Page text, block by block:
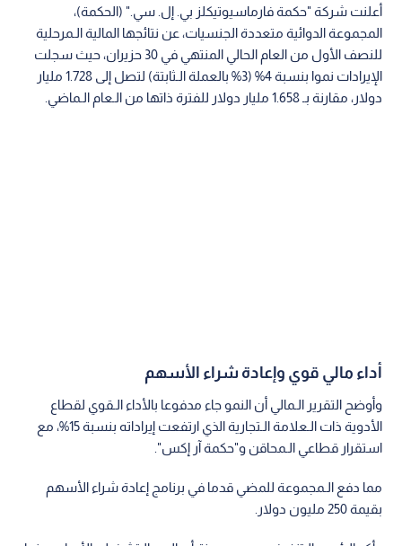
أعلنت شركة "حكمة فارماسيوتيكلز بي. إل. سي." (الحكمة)،
المجموعة الدوائية متعددة الجنسيات، عن نتائجها المالية الـمرحلية
للنصف الأول من العام الحالي المنتهي في 30 حزيران، حيث سجلت
الإيرادات نموا بنسبة 4% (3% بالعملة الـثابتة) لتصل إلى 1.728 مليار
دولار، مقارنة بـ 1.658 مليار دولار للفترة ذاتها من الـعام الـماضي.
أداء مالي قوي وإعادة شراء الأسهم
وأوضح التقرير الـمالي أن النمو جاء مدفوعا بالأداء الـقوي لقطاع
الأدوية ذات الـعلامة الـتجارية الذي ارتفعت إيراداته بنسبة 15%، مع
استقرار قطاعي الـمحاقن و"حكمة آر إكس".
مما دفع الـمجموعة للمضي قدما في برنامج إعادة شراء الأسهم
بقيمة 250 مليون دولار.